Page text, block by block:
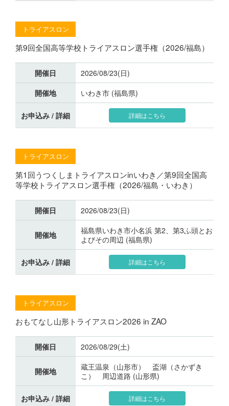
トライアスロン
第9回全国高等学校トライアスロン選手権（2026/福島）
開催日
2026/08/23(日)
開催地
いわき市 (福島県)
お申込み / 詳細 詳細はこちら
トライアスロン
第1回うつくしまトライアスロンinいわき／第9回全国高
等学校トライアスロン選手権（2026/福島・いわき）
開催日 2026/08/23(日)
開催地
福島県いわき市小名浜 第2、第3ふ頭とお
よびその周辺 (福島県)
お申込み / 詳細 詳細はこちら
トライアスロン
おもてなし山形トライアスロン2026 in ZAO
開催日 2026/08/29(土)
開催地
蔵王温泉（山形市） 盃湖（さかずき
こ） 周辺道路 (山形県)
お申込み / 詳細 詳細はこちら